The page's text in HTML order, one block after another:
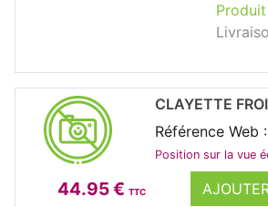
44.95 € TTC
CLAYETTE
Référence Web
Position sur la vue